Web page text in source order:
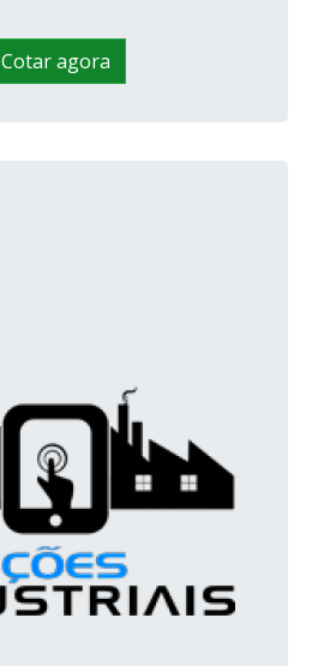
Cotar agora